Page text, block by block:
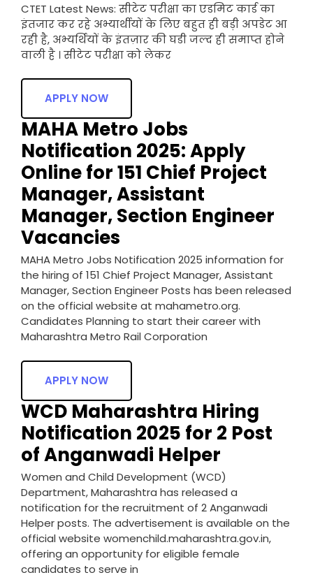
CTET Latest News: सीटेट परीक्षा का एडमिट कार्ड का
इंतजार कर रहे अभ्यार्थीयों के लिए बहुत ही बड़ी अपडेट आ
रही है, अभ्यर्थियों के इंतज़ार की घडी जल्द ही समाप्त होने
वाली है । सीटेट परीक्षा को लेकर
APPLY NOW
MAHA Metro Jobs
Notification 2025: Apply
Online for 151 Chief Project
Manager, Assistant
Manager, Section Engineer
Vacancies
MAHA Metro Jobs Notification 2025 information for
the hiring of 151 Chief Project Manager, Assistant
Manager, Section Engineer Posts has been released
on the official website at mahametro.org.
Candidates Planning to start their career with
Maharashtra Metro Rail Corporation
APPLY NOW
WCD Maharashtra Hiring
Notification 2025 for 2 Post
of Anganwadi Helper
Women and Child Development (WCD)
Department, Maharashtra has released a
notification for the recruitment of 2 Anganwadi
Helper posts. The advertisement is available on the
official website womenchild.maharashtra.gov.in,
offering an opportunity for eligible female
candidates to serve in